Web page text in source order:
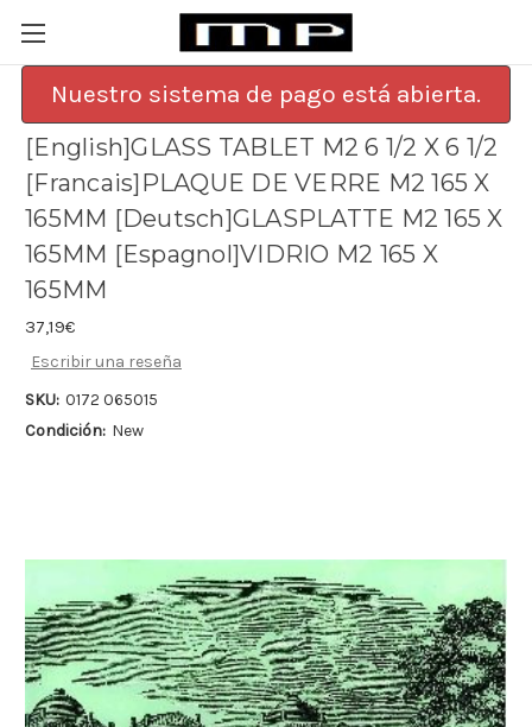
Nuestro sistema de pago está abierta.
[English]GLASS TABLET M2 6 1/2 X 6 1/2
[Francais]PLAQUE DE VERRE M2 165 X
165MM [Deutsch]GLASPLATTE M2 165 X
165MM [Espagnol]VIDRIO M2 165 X
165MM
37,19€
Escribir una reseña
SKU: 0172 065015
Condición: New